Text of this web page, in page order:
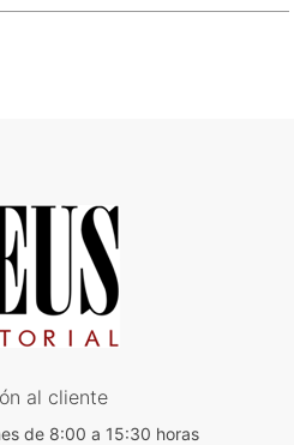
al cliente
de 8:00 a 15:30 horas